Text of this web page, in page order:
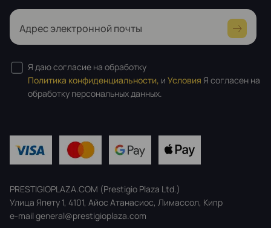
Адрес электронной почты
Я даю согласие на обработку
Политика конфиденциальности, и Условия Я согласен на
обработку персональных данных.
PRESTIGIOPLAZA.COM (Prestigio Plaza Ltd.)
Улица Япету 1, 4101, Айос Атанасиос, Лимассол, Кипр
e-mail general@prestigioplaza.com